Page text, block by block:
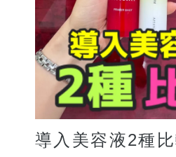
導入美容液2種